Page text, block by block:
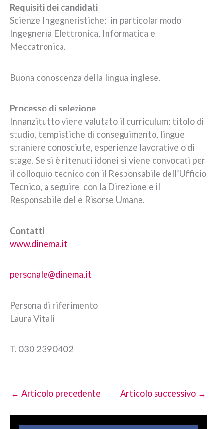
Requisiti dei candidati
Scienze Ingegneristiche: in particolar modo
Ingegneria Elettronica, Informatica e
Meccatronica.
Buona conoscenza della lingua inglese.
Processo di selezione
Innanzitutto viene valutato il curriculum: titolo di
studio, tempistiche di conseguimento, lingue
straniere conosciute, esperienze lavorative o di
stage. Se si è ritenuti idonei si viene convocati per
il colloquio tecnico con il Responsabile dell’Ufficio
Tecnico, a seguire con la Direzione e il
Responsabile delle Risorse Umane.
Contatti
www.dinema.it
personale@dinema.it
Persona di riferimento
Laura Vitali
T. 030 2390402
← Articolo precedente Articolo successivo →